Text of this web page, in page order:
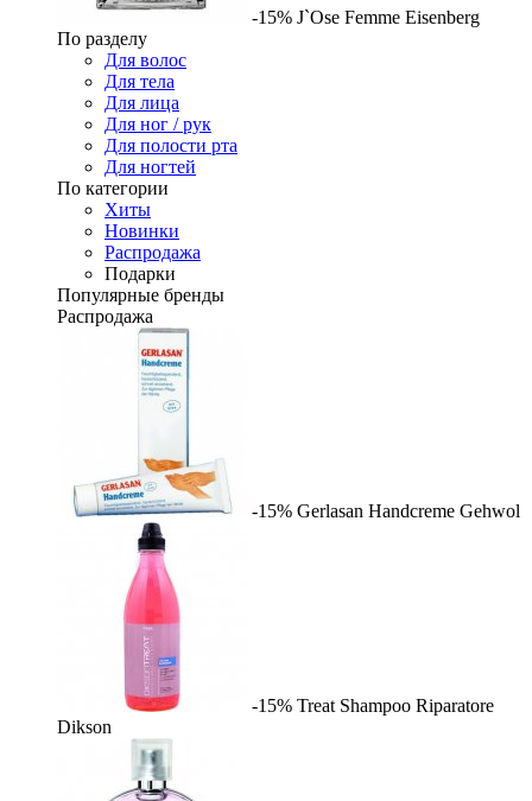
-15% J`Ose Femme Eisenberg
По разделу
Для волос
Для тела
Для лица
Для ног / рук
Для полости рта
Для ногтей
По категории
Хиты
Новинки
Распродажа
Подарки
Популярные бренды
Распродажа
-15% Gerlasan Handcreme Gehwol
-15% Treat Shampoo Riparatore
Dikson